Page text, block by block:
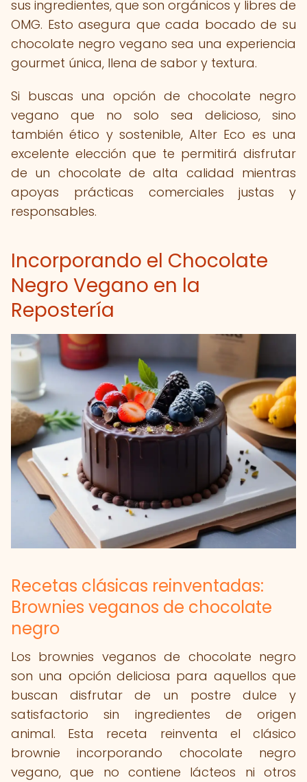
sus ingredientes, que son orgánicos y libres de
OMG. Esto asegura que cada bocado de su
chocolate negro vegano sea una experiencia
gourmet única, llena de sabor y textura.
Si buscas una opción de chocolate negro
vegano que no solo sea delicioso, sino
también ético y sostenible, Alter Eco es una
excelente elección que te permitirá disfrutar
de un chocolate de alta calidad mientras
apoyas prácticas comerciales justas y
responsables.
Incorporando el Chocolate
Negro Vegano en la
Repostería
Recetas clásicas reinventadas:
Brownies veganos de chocolate
negro
Los brownies veganos de chocolate negro
son una opción deliciosa para aquellos que
buscan disfrutar de un postre dulce y
satisfactorio sin ingredientes de origen
animal. Esta receta reinventa el clásico
brownie incorporando chocolate negro
vegano, que no contiene lácteos ni otros